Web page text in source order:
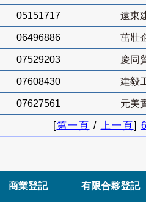
05151717 遠東
06496886 茁壯
07529203 慶同
07608430 建毅
07627561 元美
[第一頁 / 上一頁] 6
商業登記 有限合夥登記